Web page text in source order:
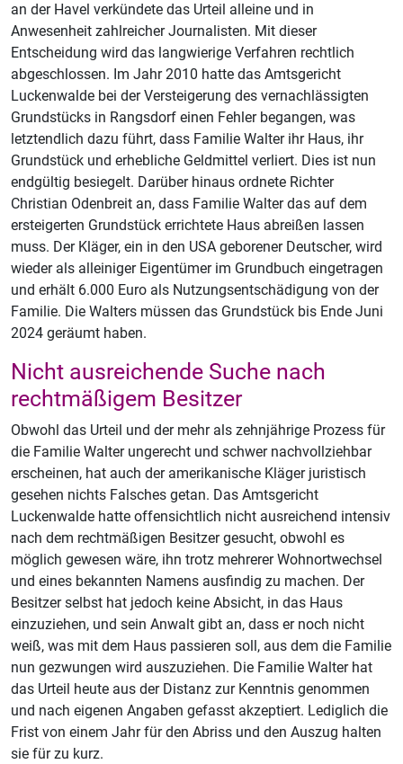
an der Havel verkündete das Urteil alleine und in
Anwesenheit zahlreicher Journalisten. Mit dieser
Entscheidung wird das langwierige Verfahren rechtlich
abgeschlossen. Im Jahr 2010 hatte das Amtsgericht
Luckenwalde bei der Versteigerung des vernachlässigten
Grundstücks in Rangsdorf einen Fehler begangen, was
letztendlich dazu führt, dass Familie Walter ihr Haus, ihr
Grundstück und erhebliche Geldmittel verliert. Dies ist nun
endgültig besiegelt. Darüber hinaus ordnete Richter
Christian Odenbreit an, dass Familie Walter das auf dem
ersteigerten Grundstück errichtete Haus abreißen lassen
muss. Der Kläger, ein in den USA geborener Deutscher, wird
wieder als alleiniger Eigentümer im Grundbuch eingetragen
und erhält 6.000 Euro als Nutzungsentschädigung von der
Familie. Die Walters müssen das Grundstück bis Ende Juni
2024 geräumt haben.
Nicht ausreichende Suche nach
rechtmäßigem Besitzer
Obwohl das Urteil und der mehr als zehnjährige Prozess für
die Familie Walter ungerecht und schwer nachvollziehbar
erscheinen, hat auch der amerikanische Kläger juristisch
gesehen nichts Falsches getan. Das Amtsgericht
Luckenwalde hatte offensichtlich nicht ausreichend intensiv
nach dem rechtmäßigen Besitzer gesucht, obwohl es
möglich gewesen wäre, ihn trotz mehrerer Wohnortwechsel
und eines bekannten Namens ausfindig zu machen. Der
Besitzer selbst hat jedoch keine Absicht, in das Haus
einzuziehen, und sein Anwalt gibt an, dass er noch nicht
weiß, was mit dem Haus passieren soll, aus dem die Familie
nun gezwungen wird auszuziehen. Die Familie Walter hat
das Urteil heute aus der Distanz zur Kenntnis genommen
und nach eigenen Angaben gefasst akzeptiert. Lediglich die
Frist von einem Jahr für den Abriss und den Auszug halten
sie für zu kurz.